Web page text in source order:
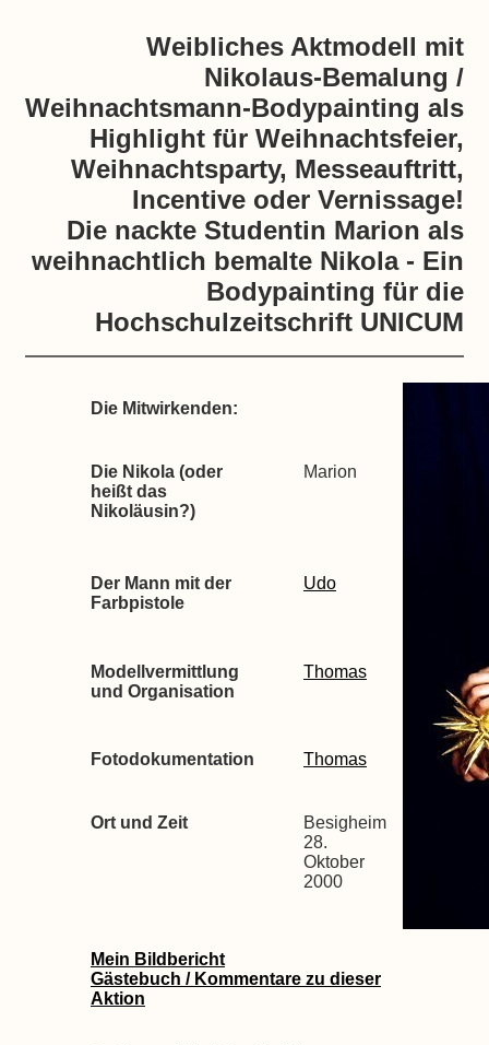
Weibliches Aktmodell mit
Nikolaus-Bemalung /
Weihnachtsmann-Bodypainting als
Highlight für Weihnachtsfeier,
Weihnachtsparty, Messeauftritt,
Incentive oder Vernissage!
Die nackte Studentin Marion als
weihnachtlich bemalte Nikola - Ein
Bodypainting für die
Hochschulzeitschrift UNICUM
Die Mitwirkenden:
Die Nikola (oder
heißt das
Nikoläusin?)
Marion
Der Mann mit der
Farbpistole
Udo
Modellvermittlung
und Organisation
Thomas
Fotodokumentation Thomas
Ort und Zeit
Besigheim
28.
Oktober
2000
Mein Bildbericht
Gästebuch / Kommentare zu dieser
Aktion